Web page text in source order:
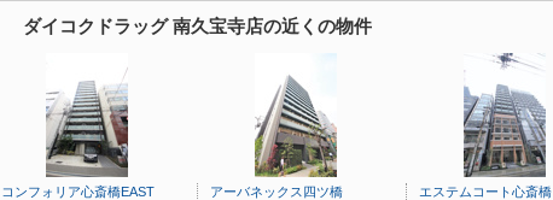
ダイコクドラッグ 南久宝寺店の近くの物件
コンフォリア心斎橋EAST
アーバネックス四ツ橋
エステムコート心斎橋